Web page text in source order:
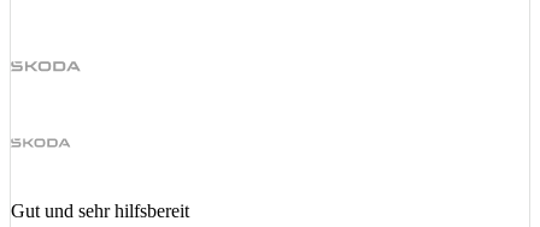
Gut und sehr hilfsbereit